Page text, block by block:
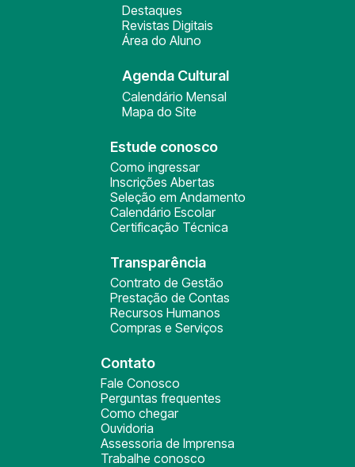
Destaques
Revistas Digitais
Área do Aluno
Agenda Cultural
Calendário Mensal
Mapa do Site
Estude conosco
Como ingressar
Inscrições Abertas
Seleção em Andamento
Calendário Escolar
Certificação Técnica
Transparência
Contrato de Gestão
Prestação de Contas
Recursos Humanos
Compras e Serviços
Contato
Fale Conosco
Perguntas frequentes
Como chegar
Ouvidoria
Assessoria de Imprensa
Trabalhe conosco